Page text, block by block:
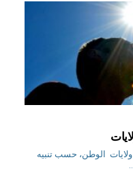
الوطن، حسب تنبيه